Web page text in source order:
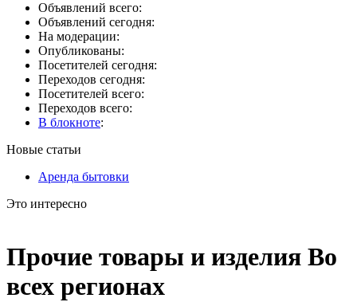
Объявлений всего:
Объявлений сегодня:
На модерации:
Опубликованы:
Посетителей сегодня:
Переходов сегодня:
Посетителей всего:
Переходов всего:
В блокноте:
Новые статьи
Аренда бытовки
Это интересно
Прочие товары и изделия Во
всех регионах